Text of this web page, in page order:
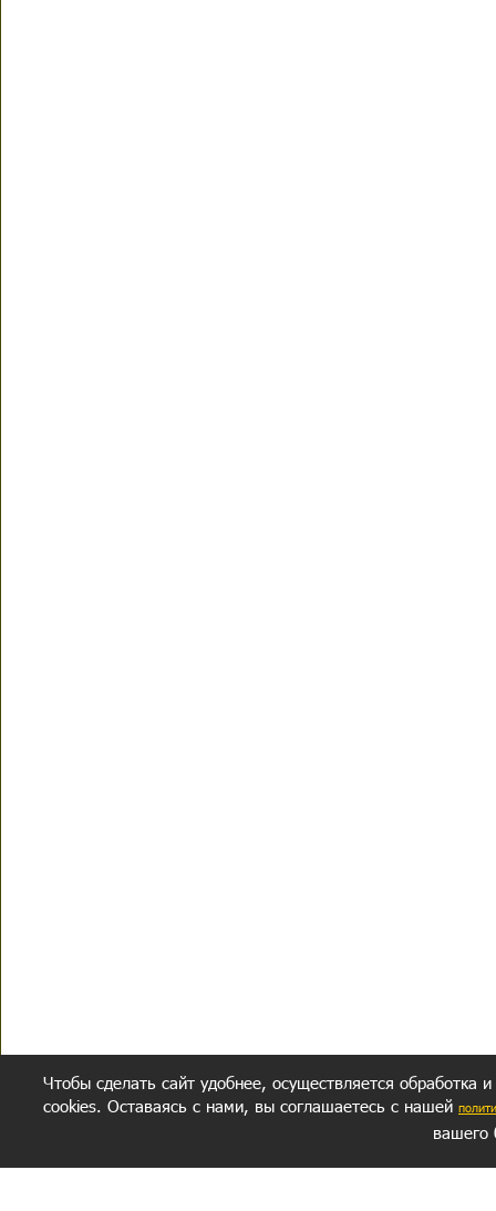
Чтобы сделать сайт удобнее, осуществляется обработка
cookies. Оставаясь с нами, вы соглашаетесь с нашей
вашего